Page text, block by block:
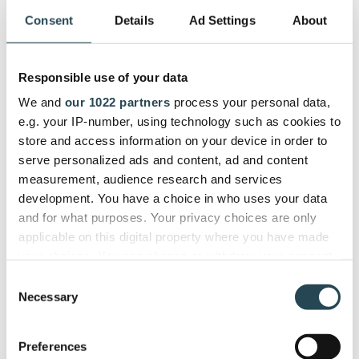
Consent Details Ad Settings About
Responsible use of your data
We and our 1022 partners process your personal data,
e.g. your IP-number, using technology such as cookies to
store and access information on your device in order to
serve personalized ads and content, ad and content
measurement, audience research and services
development. You have a choice in who uses your data
and for what purposes. Your privacy choices are only
applicable on this digital property where you have made
the Privacy trigger icon.
Collect information about your geographical
Selection
Necessary
Preferences
tableau de bord unique pour gérer
de vie des projets. »
ITSEC
Firdi G., Cyber Security Analyst
Utilisé quotidiennement par des
entreprises dans plus de 40 pays